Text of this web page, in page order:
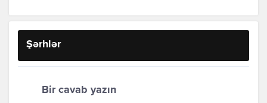
Şərhlər
Bir cavab yazın